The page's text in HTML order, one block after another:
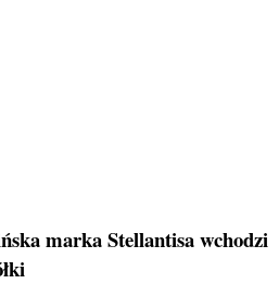
marka Stellantisa wchodzi